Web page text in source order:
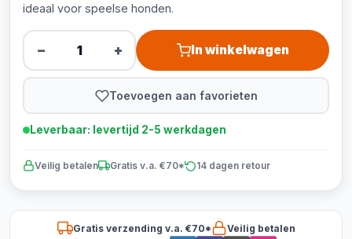
ideaal voor speelse honden.
− + In winkelwagen
Toevoegen aan favorieten
Leverbaar: levertijd 2-5 werkdagen
Veilig betalen Gratis v.a. €70* 14 dagen retour
Gratis verzending v.a. €70*
Veilig betalen